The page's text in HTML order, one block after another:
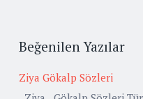
Beğenilen Yazılar
Ziya Gökalp Sözleri